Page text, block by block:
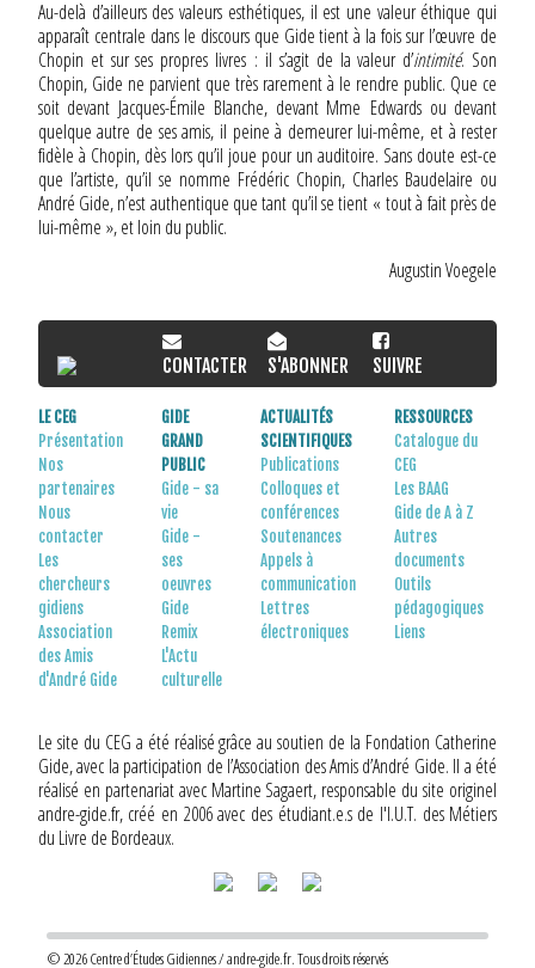
Au-delà d’ailleurs des valeurs esthétiques, il est une valeur éthique qui
apparaît centrale dans le discours que Gide tient à la fois sur l’œuvre de
Chopin et sur ses propres livres : il s’agit de la valeur d’intimité. Son
Chopin, Gide ne parvient que très rarement à le rendre public. Que ce
soit devant Jacques-Émile Blanche, devant Mme Edwards ou devant
quelque autre de ses amis, il peine à demeurer lui-même, et à rester
fidèle à Chopin, dès lors qu’il joue pour un auditoire. Sans doute est-ce
que l’artiste, qu’il se nomme Frédéric Chopin, Charles Baudelaire ou
André Gide, n’est authentique que tant qu’il se tient « tout à fait près de
lui-même », et loin du public.
Augustin Voegele
CONTACTER S'ABONNER SUIVRE
LE CEG
Présentation
Nos
partenaires
Nous
contacter
Les
chercheurs
gidiens
Association
des Amis
d'André Gide
GIDE
GRAND
PUBLIC
Gide - sa
vie
Gide -
ses
oeuvres
Gide
Remix
L'Actu
culturelle
ACTUALITÉS
SCIENTIFIQUES
Publications
Colloques et
conférences
Soutenances
Appels à
communication
Lettres
électroniques
RESSOURCES
Catalogue du
CEG
Les BAAG
Gide de A à Z
Autres
documents
Outils
pédagogiques
Liens
Le site du CEG a été réalisé grâce au soutien de la Fondation Catherine
Gide, avec la participation de l’Association des Amis d’André Gide. Il a été
réalisé en partenariat avec Martine Sagaert, responsable du site originel
andre-gide.fr, créé en 2006 avec des étudiant.e.s de l'I.U.T. des Métiers
du Livre de Bordeaux.
© 2026 Centre d’Études Gidiennes / andre-gide.fr. Tous droits réservés